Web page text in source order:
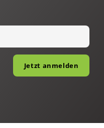
Jetzt anmelden